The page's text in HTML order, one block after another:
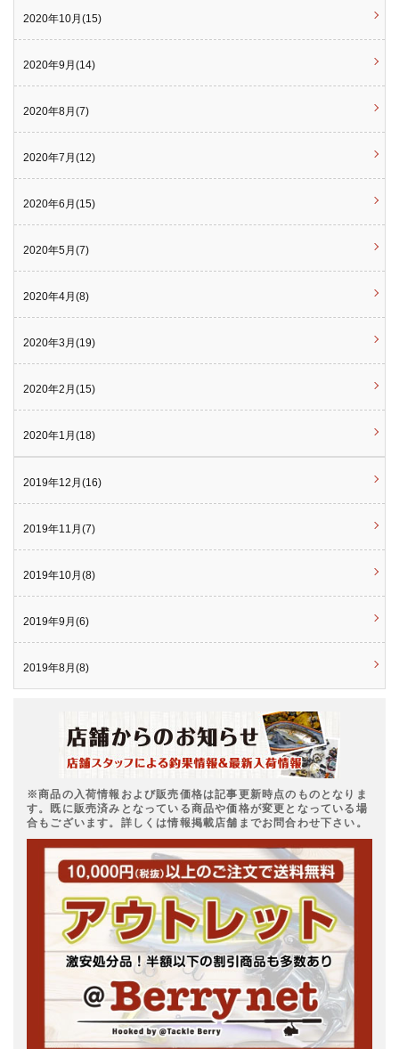
2020年10月(15)
2020年9月(14)
2020年8月(7)
2020年7月(12)
2020年6月(15)
2020年5月(7)
2020年4月(8)
2020年3月(19)
2020年2月(15)
2020年1月(18)
2019年12月(16)
2019年11月(7)
2019年10月(8)
2019年9月(6)
2019年8月(8)
※商品の入荷情報および販売価格は記事更新時点のものとなりま
す。既に販売済みとなっている商品や価格が変更となっている場
合もございます。詳しくは情報掲載店舗までお問合わせ下さい。